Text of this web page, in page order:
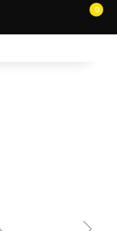
0
KONTAKT